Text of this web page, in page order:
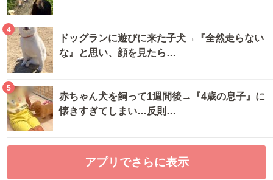
4
ドッグランに遊びに来た子犬→『全然走らない
な』と思い、顔を見たら…
5
赤ちゃん犬を飼って1週間後→『4歳の息子』に
懐きすぎてしまい…反則…
アプリでさらに表示